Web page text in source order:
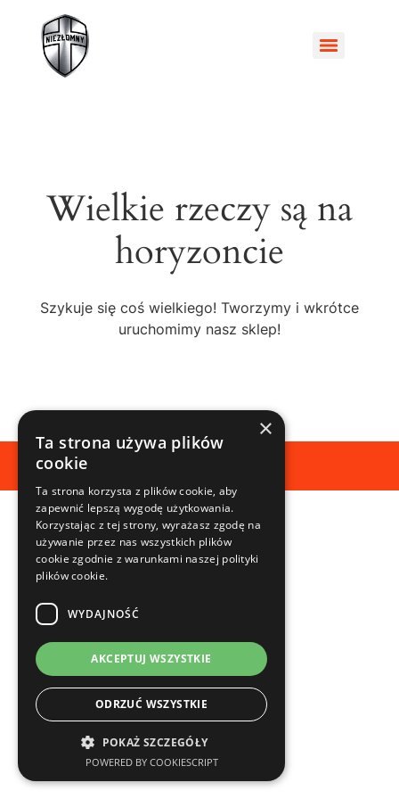
Wielkie rzeczy są na
horyzoncie
Szykuje się coś wielkiego! Tworzymy i wkrótce
uruchomimy nasz sklep!
×
Ta strona używa plików
cookie
Ta strona korzysta z plików cookie, aby
zapewnić lepszą wygodę użytkowania.
Korzystając z tej strony, wyrażasz zgodę na
używanie przez nas wszystkich plików
cookie zgodnie z warunkami naszej polityki
plików cookie.
WYDAJNOŚĆ
AKCEPTUJ WSZYSTKIE
ODRZUĆ WSZYSTKIE
POKAŻ SZCZEGÓŁY
POWERED BY COOKIESCRIPT